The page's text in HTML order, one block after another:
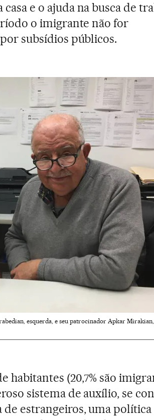
e o ajuda na busca de
o imigrante não for
subsídios públicos.
esquerda, e seu patrocinador Apkar
habitantes (20,7% são
sistema de auxílio, se
estrangeiros, uma política